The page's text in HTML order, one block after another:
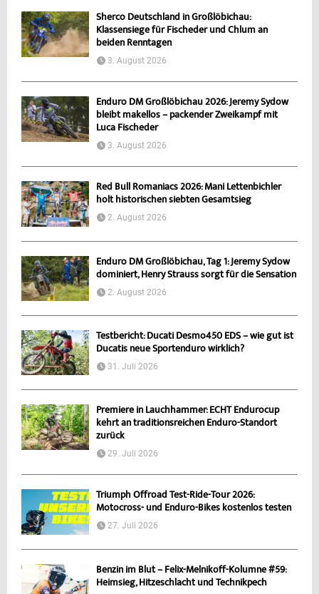
Sherco Deutschland in Großlöbichau:
Klassensiege für Fischeder und Chlum an
beiden Renntagen
3. August 2026
Enduro DM Großlöbichau 2026: Jeremy Sydow
bleibt makellos – packender Zweikampf mit
Luca Fischeder
3. August 2026
Red Bull Romaniacs 2026: Mani Lettenbichler
holt historischen siebten Gesamtsieg
2. August 2026
Enduro DM Großlöbichau, Tag 1: Jeremy Sydow
dominiert, Henry Strauss sorgt für die Sensation
2. August 2026
Testbericht: Ducati Desmo450 EDS – wie gut ist
Ducatis neue Sportenduro wirklich?
31. Juli 2026
Premiere in Lauchhammer: ECHT Endurocup
kehrt an traditionsreichen Enduro-Standort
zurück
29. Juli 2026
Triumph Offroad Test-Ride-Tour 2026:
Motocross- und Enduro-Bikes kostenlos testen
27. Juli 2026
Benzin im Blut – Felix-Melnikoff-Kolumne #59:
Heimsieg, Hitzeschlacht und Technikpech